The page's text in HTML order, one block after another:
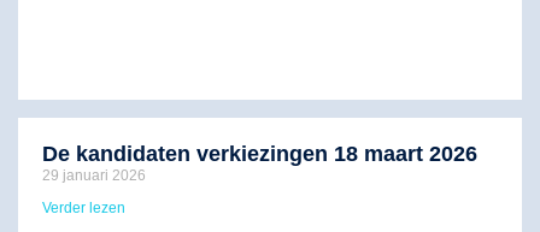
De kandidaten verkiezingen 18 maart 2026
29 januari 2026
Verder lezen